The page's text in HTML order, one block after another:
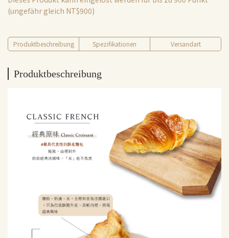
(ungefähr gleich NT$900)
Produktbeschreibung Spezifikationen Versandart
Produktbeschreibung